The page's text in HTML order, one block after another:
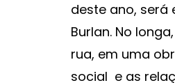
deste ano, será
Burlan. No
rua, em uma
social e as